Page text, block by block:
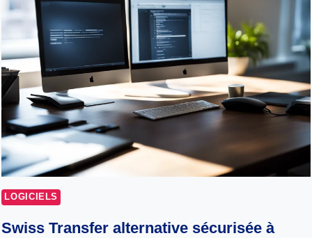
LOGICIELS
Swiss Transfer alternative sécurisée à